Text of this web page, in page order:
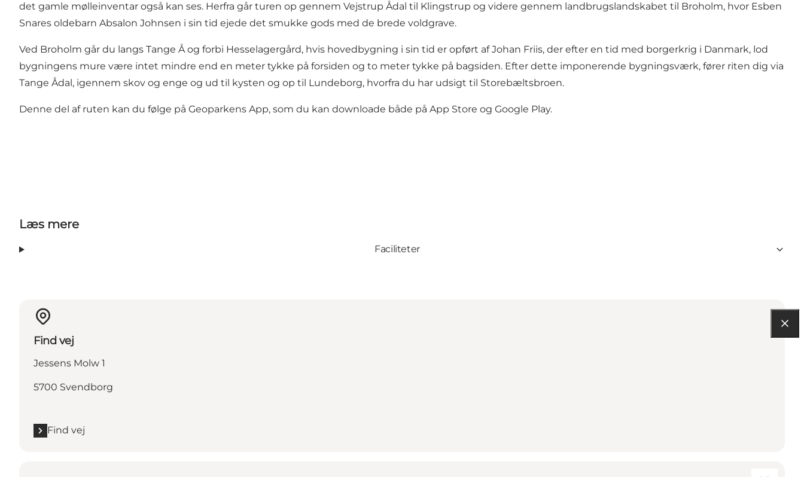
det gamle mølleinventar også kan ses. Herfra går turen op gennem Vejstrup Ådal til Klingstrup og videre gennem landbrugslandskabet til Broholm, hvor Esben
Snares oldebarn Absalon Johnsen i sin tid ejede det smukke gods med de brede voldgrave.
Ved Broholm går du langs Tange Å og forbi Hesselagergård, hvis hovedbygning i sin tid er opført af Johan Friis, der efter en tid med borgerkrig i Danmark, lod
bygningens mure være intet mindre end en meter tykke på forsiden og to meter tykke på bagsiden. Efter dette imponerende bygningsværk, fører riten dig via
Tange Ådal, igennem skov og enge og ud til kysten og op til Lundeborg, hvorfra du har udsigt til Storebæltsbroen.
Denne del af ruten kan du følge på Geoparkens App, som du kan downloade både på App Store og Google Play.
Læs mere
Faciliteter
Find vej
Jessens Molw 1
5700 Svendborg
Find vej